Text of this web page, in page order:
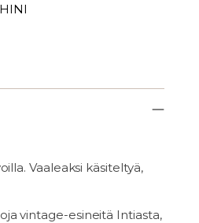
Vaaleaksi käsiteltyä,
vintage-esineitä Intiasta,